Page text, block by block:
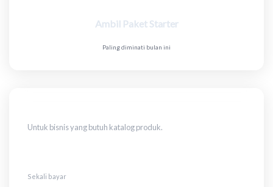
Ambil Paket Starter
Paling diminati bulan ini
Untuk bisnis yang butuh katalog produk.
Sekali bayar